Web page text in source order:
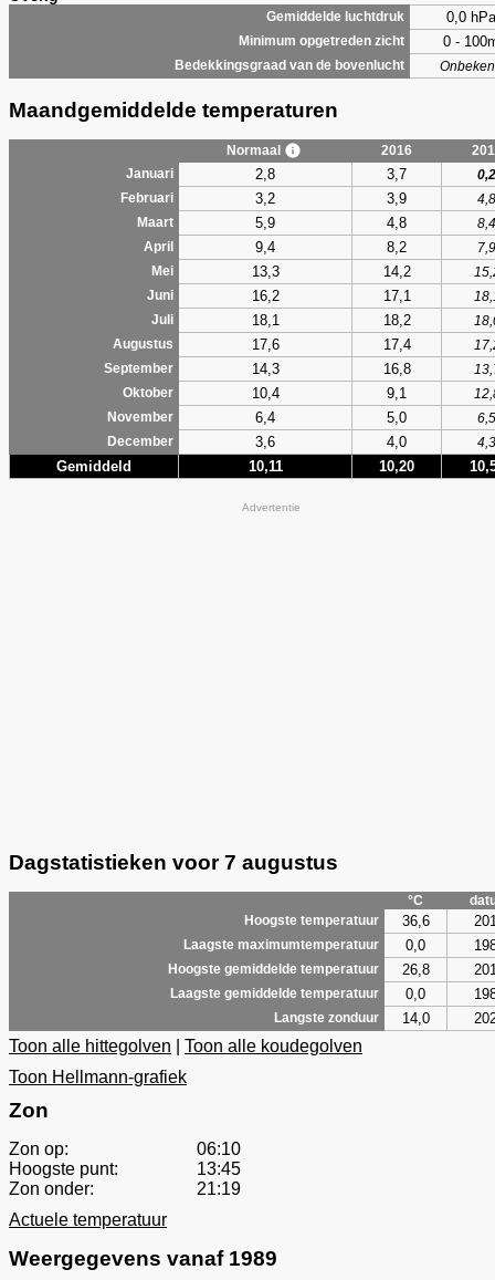
Gemiddelde luchtdruk 0,0 hPa
Minimum opgetreden zicht 0 -
Bedekkingsgraad van de bovenlucht
Maandgemiddelde temperaturen
Normaal 2016
Januari
2,8 3,7
0,2
Februari
3,2 3,9
4,8
Maart
5,9 4,8
8,4
April
9,4 8,2
7,9
Mei
13,3 14,2
Juni
16,2 17,1
Juli
18,1 18,2
Augustus
17,6 17,4
September
14,3 16,8
Oktober
10,4 9,1
November
6,4 5,0
6,5
December
3,6 4,0 4,3
Gemiddeld 10,11 10,20
Advertentie
Dagstatistieken voor 7 augustus
°C
Hoogste temperatuur
36,6
Laagste maximumtemperatuur 0,0
Hoogste gemiddelde temperatuur 26,8
Laagste gemiddelde temperatuur 0,0
Langste zonduur 14,0
Toon alle hittegolven
Toon alle koudegolven
Toon Hellmann-grafiek
Zon
Zon op:
06:10
Hoogste punt:
13:45
Zon onder:
21:19
Actuele temperatuur
Weergegevens vanaf 1989